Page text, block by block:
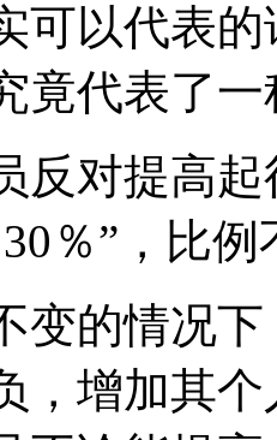
可以代表
竟代表了
反对提高
％”，比
变的情况
，增加其